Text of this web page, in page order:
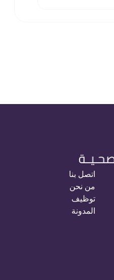
اتصل بنا
من نحن
توظيف
المدونة